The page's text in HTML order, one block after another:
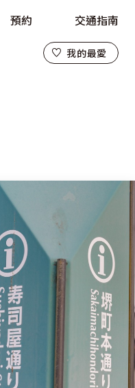
我的最愛
預約
交通指南
我的最愛